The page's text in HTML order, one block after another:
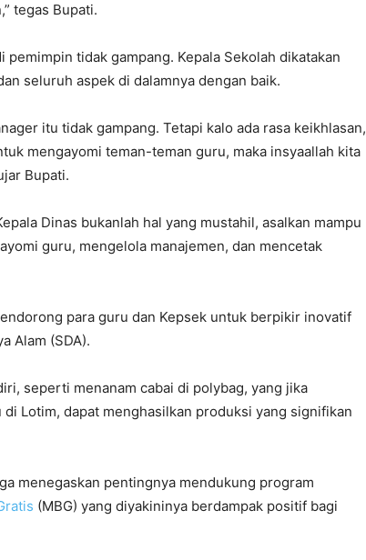
tegas Bupati.
tidak gampang. Kepala Sekolah dikatakan
seluruh aspek di dalamnya dengan baik.
itu tidak gampang. Tetapi kalo ada rasa keikhlasan,
mengayomi teman-teman guru, maka insyaallah kita
Bupati.
Dinas bukanlah hal yang mustahil, asalkan mampu
guru, mengelola manajemen, dan mencetak
para guru dan Kepsek untuk berpikir inovatif
Alam (SDA).
seperti menanam cabai di polybag, yang jika
Lotim, dapat menghasilkan produksi yang signifikan
menegaskan pentingnya mendukung program
(MBG) yang diyakininya berdampak positif bagi